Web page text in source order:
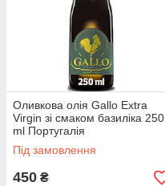
Оливкова олія Gallo Extra
Virgin зі смаком базиліка 250
ml Португалія
Під замовлення
450 ₴